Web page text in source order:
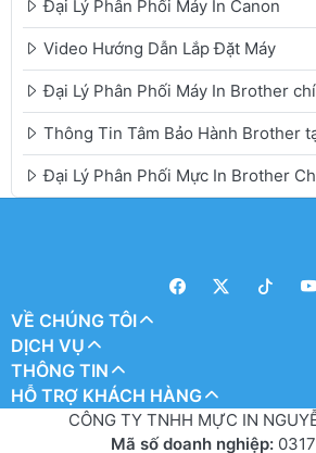
Đại Lý Phân Phối Máy In Canon
Video Hướng Dẫn Lắp Đặt Máy
Đại Lý Phân Phối Máy In Brother
Thông Tin Tâm Bảo Hành Brother
Đại Lý Phân Phối Mực In Brother
VỀ CHÚNG TÔI
DỊCH VỤ
THÔNG TIN
HỖ TRỢ KHÁCH HÀNG
CÔNG TY TNHH MỰC IN
Mã số doanh nghiệp: